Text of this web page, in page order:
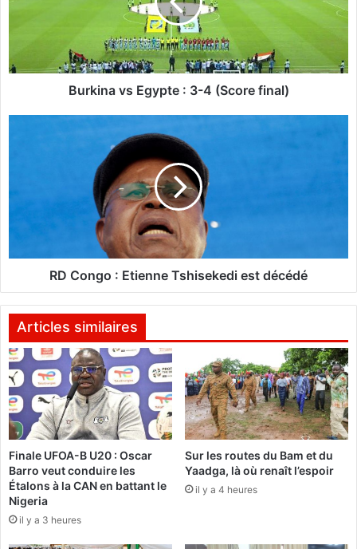
s
:
(
c
o
e
f
i
n
a
l
)
Burkina vs Egypte : 3-4 (Score final)
n
E
i
e
n
e
T
s
h
i
s
e
k
e
d
i
e
RD Congo : Etienne Tshisekedi est décédé
Articles similaires
Finale UFOA-B U20 : Oscar
Barro veut conduire les
Étalons à la CAN en battant le
Nigeria
il y a 3 heures
Sur les routes du Bam et du
Yaadga, là où renaît l’espoir
il y a 4 heures